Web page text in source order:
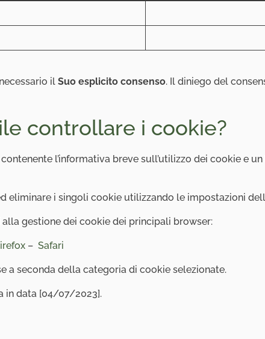
il Suo esplicito consenso. Il diniego del
i cookie?
l’informativa breve sull’utilizzo dei cookie e
eliminare i singoli cookie utilizzando le impostazioni
gestione dei cookie dei principali browser:
– Safari
a seconda della categoria di cookie selezionate.
in data [04/07/2023].